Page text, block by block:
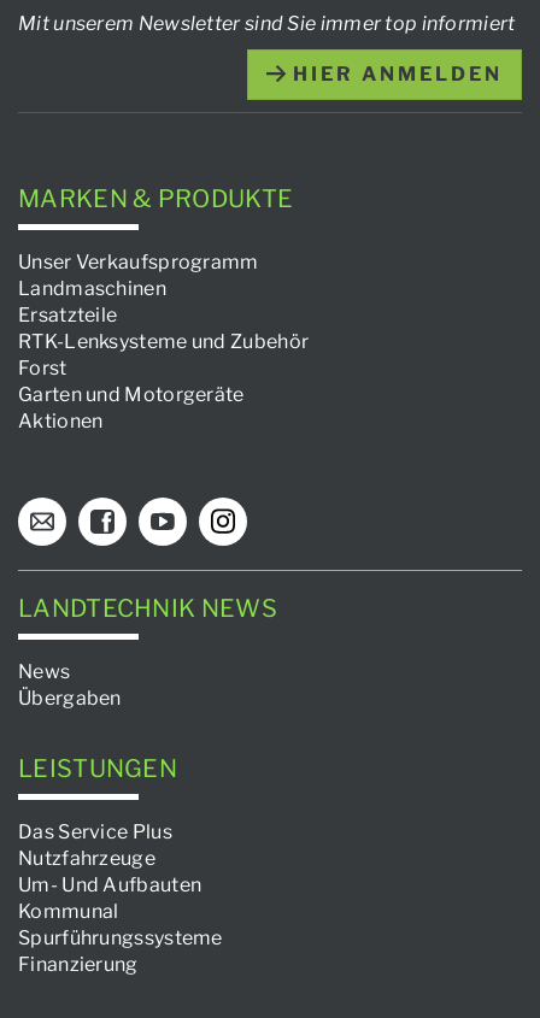
Mit unserem Newsletter sind Sie immer top informiert
HIER ANMELDEN
MARKEN & PRODUKTE
Unser Verkaufsprogramm
Landmaschinen
Ersatzteile
RTK-Lenksysteme und Zubehör
Forst
Garten und Motorgeräte
Aktionen
LANDTECHNIK NEWS
News
Übergaben
LEISTUNGEN
Das Service Plus
Nutzfahrzeuge
Um- Und Aufbauten
Kommunal
Spurführungssysteme
Finanzierung